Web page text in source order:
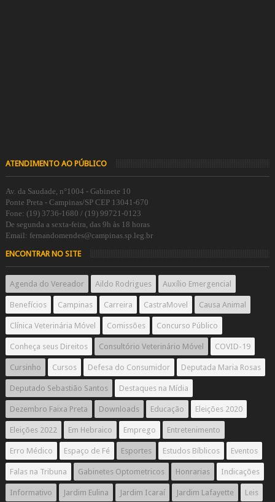
ATENDIMENTO AO PÚBLICO
Av. da Saudade, n°1004 - Gabinete 10
Ponte Preta - Campinas/SP CEP 13041-670
Fone: (19) 3736-1680 / (19) 99721-0123
De segunda a sexta-feira, das 9h às 18 horas
Email: fernandomendes@campinas.sp.leg.br
ENCONTRAR NO SITE
Agenda do Vereador Aildo Rodrigues Auxílio Emergencial
Benefícios Campinas Carreira CastraMovel Causa Animal
Clínica Veterinária Móvel Comissões Concurso Público
Conheça seus Direitos Consultório Veterinário Móvel COVID-19
Cursinho Cursos Defesa do Consumidor Deputada Maria Rosas
Deputado Sebastião Santos Destaques na Mídia
Dezembro Faixa Preta Downloads Educação Eleições 2020
Eleições 2022 Em Hebraico Emprego Entretenimento
Erro Médico Espaço de Fé Esportes Estudos Bíblicos Eventos
Falas na Tribuna Gabinetes Optometricos Honrarias Indicações
Informativo Jardim Eulina Jardim Icaraí Jardim Lafayette Leis